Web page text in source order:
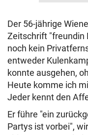
Der 56-jährige
Zeitschrift "freundin
noch kein
entweder
konnte ausgehen,
Heute komme ich
Jeder kennt den
Er führe "ein
Partys ist vorbei",